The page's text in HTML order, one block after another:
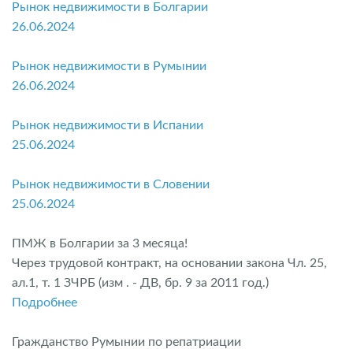
Рынок недвижимости в Болгарии
26.06.2024
Рынок недвижимости в Румынии
26.06.2024
Рынок недвижимости в Испании
25.06.2024
Рынок недвижимости в Словении
25.06.2024
ПМЖ в Болгарии за 3 месяца!
Через трудовой контракт, на основании закона Чл. 25,
ал.1, т. 1 ЗЧРБ (изм . - ДВ, бр. 9 за 2011 год.)
Подробнее
Гражданство Румынии по репатриации